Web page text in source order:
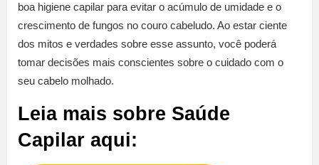
boa higiene capilar para evitar o acúmulo de umidade e o
crescimento de fungos no couro cabeludo. Ao estar ciente
dos mitos e verdades sobre esse assunto, você poderá
tomar decisões mais conscientes sobre o cuidado com o
seu cabelo molhado.
Leia mais sobre Saúde
Capilar aqui: